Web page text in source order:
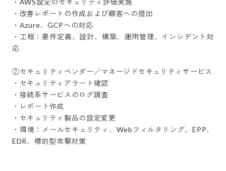
・AWS設定のセキュリティ評価実施
・改善レポートの作成および顧客への提出
・Azure、GCPへの対応
・工程：要件定義、設計、構築、運用管理、インシデント対
応
②セキュリティベンダー／マネージドセキュリティサービス
・セキュリティアラート確認
・接続系サービスのログ調査
・レポート作成
・セキュリティ製品の設定変更
・環境：メールセキュリティ、Webフィルタリング、EPP、
EDR、標的型攻撃対策